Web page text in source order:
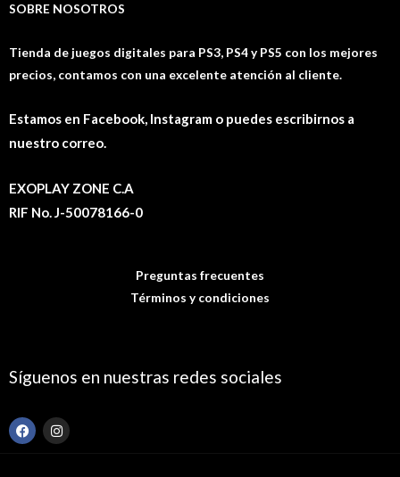
SOBRE NOSOTROS
Tienda de juegos digitales para PS3, PS4 y PS5 con los mejores
precios, contamos con una excelente atención al cliente.
Estamos en Facebook, Instagram o puedes escribirnos a
nuestro correo.
EXOPLAY ZONE C.A
RIF No. J-50078166-0
Preguntas frecuentes
Términos y condiciones
Síguenos en nuestras redes sociales
F
a
c
I
n
s